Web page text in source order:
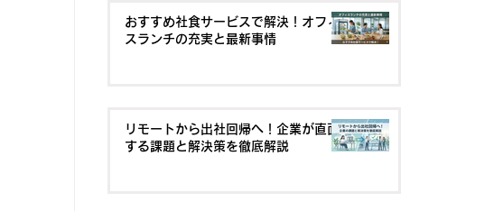
おすすめ社食サービスで解決！オフィ
スランチの充実と最新事情
リモートから出社回帰へ！企業が直面
する課題と解決策を徹底解説